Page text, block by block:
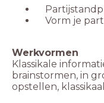
Vorm je
Werkvormen
Klassikale
brainstormen, in
opstellen,